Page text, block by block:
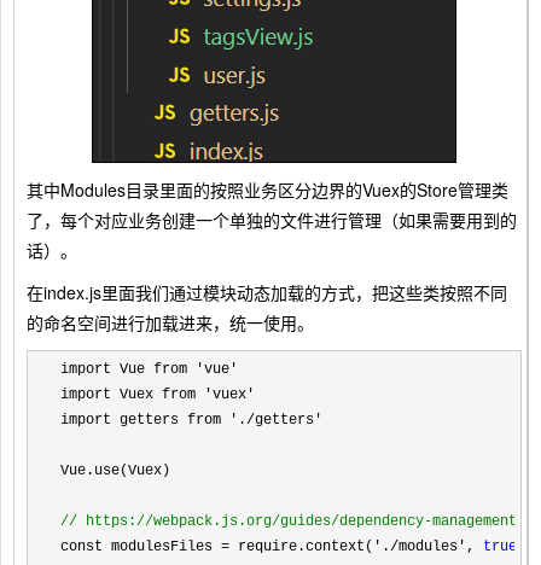
其中Modules目录里面的按照业务区分边界的Vuex的Store管理类
了，每个对应业务创建一个单独的文件进行管理（如果需要用到的
话）。
在index.js里面我们通过模块动态加载的方式，把这些类按照不同
的命名空间进行加载进来，统一使用。
import Vue from 'vue'
import Vuex from
'vuex'
import getters from
'./getters'
Vue.use(Vuex)
// https://webpack.js.org/guides/dependency-management/
const modulesFiles = require.context('./modules', true